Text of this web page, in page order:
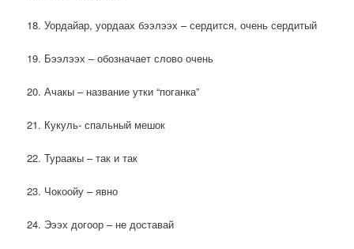
18. Уордайар, уордаах бээлээх – сердится, очень сердитый
19. Бээлээх – обозначает слово очень
20. Ачакы – название утки “поганка”
21. Кукуль- спальный мешок
22. Тураакы – так и так
23. Чокоойу – явно
24. Эээх догоор – не доставай